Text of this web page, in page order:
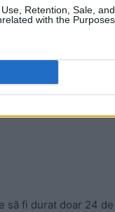
Retention, Sale,
with the
să fi durat doar 24